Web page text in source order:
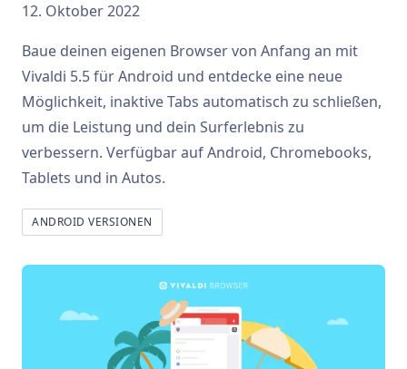
12. Oktober 2022
Baue deinen eigenen Browser von Anfang an mit
Vivaldi 5.5 für Android und entdecke eine neue
Möglichkeit, inaktive Tabs automatisch zu schließen,
um die Leistung und dein Surferlebnis zu
verbessern. Verfügbar auf Android, Chromebooks,
Tablets und in Autos.
ANDROID VERSIONEN